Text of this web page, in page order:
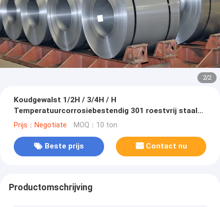
2/2
Koudgewalst 1/2H / 3/4H / H
Temperatuurcorrosiebestendig 301 roestvrij staal
spoel voor precisie metaal stempelen
Prijs：Negotiate MOQ：10 ton
Beste prijs Contact nu
Productomschrijving